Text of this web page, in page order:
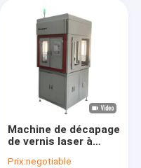
Machine de décapage
de vernis laser à
plat pour
Prix:negotiable